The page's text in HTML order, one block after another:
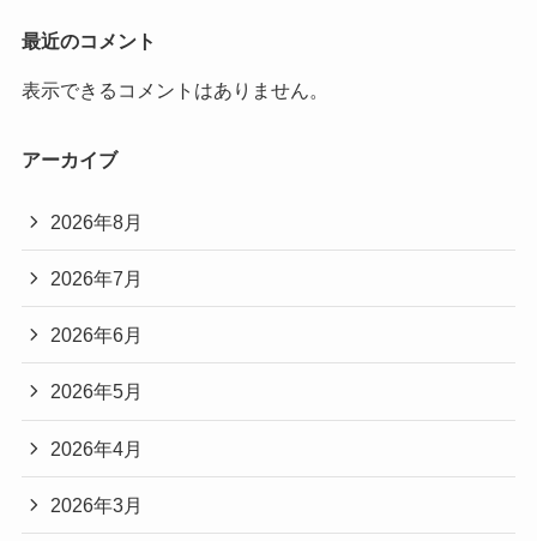
最近のコメント
表示できるコメントはありません。
アーカイブ
2026年8月
2026年7月
2026年6月
2026年5月
2026年4月
2026年3月